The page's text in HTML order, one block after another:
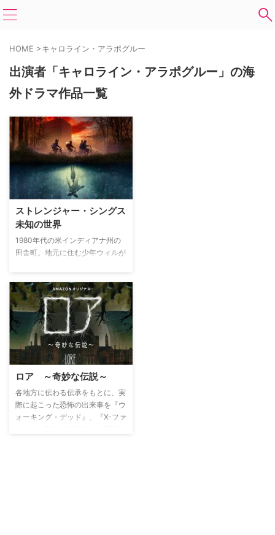
HOME >キャロライン・アラポグルー
出演者「キャロライン・アラポグルー」の海
外ドラマ作品一覧
ストレンジャー・シングス
未知の世界
1980年代の米インディアナ州の
田舎町。地元に住む少年ウィルが
ーキンス国立研究所という謎めい
た施設の近くで、”011″と刺青を
入れた少女が現れる。不思議なパ
ワーを発揮する彼女の周りで次々
と奇妙な現象が起こり、その不可
思議な現象と研究所で行われてい
る極秘実験が明るみになってい
く…。
ロア ～奇妙な伝説～
各地方に伝わる伝承をもとに、実
際に起こった恐怖の出来事を『ウ
ォーキング・デッド』、『X-ファ